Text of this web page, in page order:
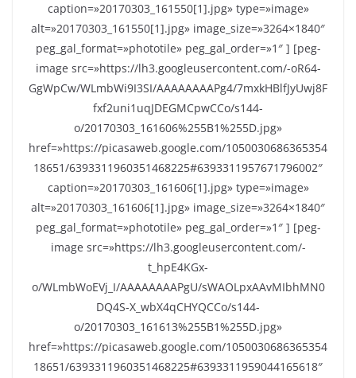
caption=»20170303_161550[1].jpg» type=»image»
alt=»20170303_161550[1].jpg» image_size=»3264×1840″
peg_gal_format=»phototile» peg_gal_order=»1″ ] [peg-
image src=»https://lh3.googleusercontent.com/-oR64-
GgWpCw/WLmbWi9I3SI/AAAAAAAAPg4/7mxkHBlfJyUwj8F
fxf2uni1uqJDEGMCpwCCo/s144-
o/20170303_161606%255B1%255D.jpg»
href=»https://picasaweb.google.com/1050030686365354
18651/6393311960351468225#6393311957671796002″
caption=»20170303_161606[1].jpg» type=»image»
alt=»20170303_161606[1].jpg» image_size=»3264×1840″
peg_gal_format=»phototile» peg_gal_order=»1″ ] [peg-
image src=»https://lh3.googleusercontent.com/-
t_hpE4KGx-
o/WLmbWoEVj_I/AAAAAAAAPgU/sWAOLpxAAvMIbhMN0
DQ4S-X_wbX4qCHYQCCo/s144-
o/20170303_161613%255B1%255D.jpg»
href=»https://picasaweb.google.com/1050030686365354
18651/6393311960351468225#6393311959044165618″